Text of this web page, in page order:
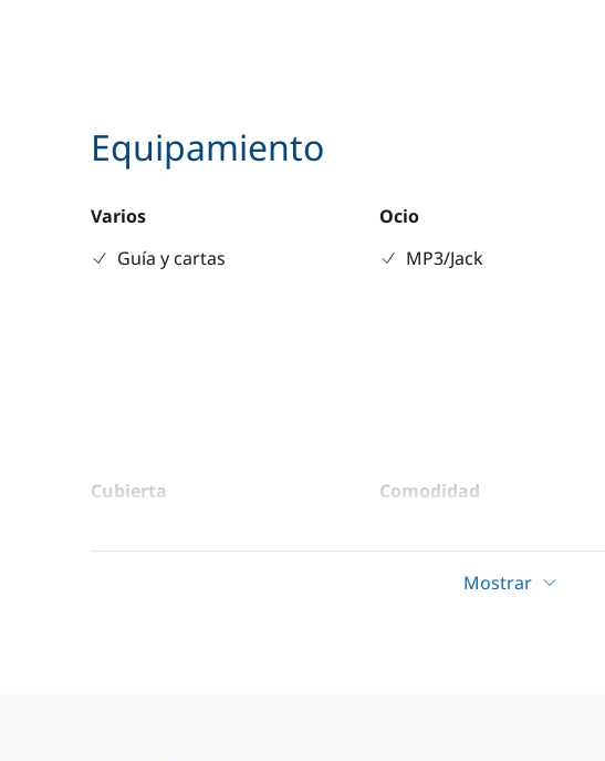
Equipamiento
Varios
Guía y cartas
Ocio
MP3/Jack
Cubierta
Comodidad
Desalinizadora
Mostrar